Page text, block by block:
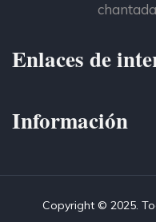
Enlaces de
Información
Copyright © 2025.